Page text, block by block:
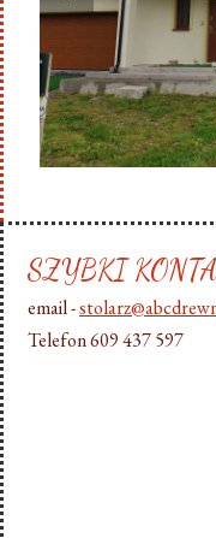
SZYBKI
email -
Telefon 609 437 597